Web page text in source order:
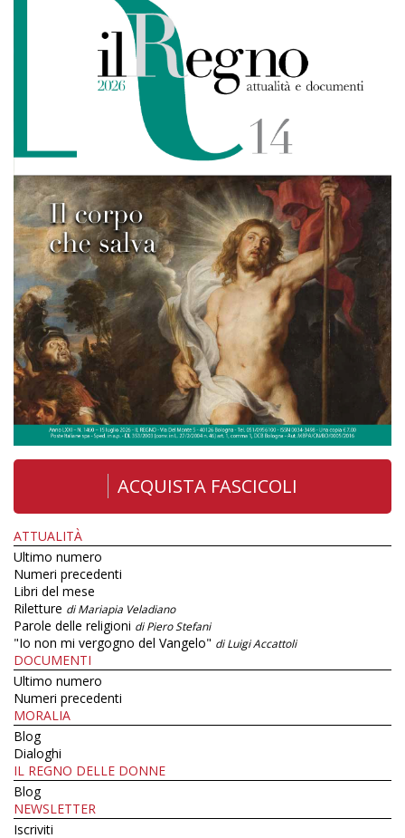
ACQUISTA FASCICOLI
ATTUALITÀ
Ultimo numero
Numeri precedenti
Libri del mese
Riletture di Mariapia Veladiano
Parole delle religioni di Piero Stefani
"Io non mi vergogno del Vangelo" di Luigi Accattoli
DOCUMENTI
Ultimo numero
Numeri precedenti
MORALIA
Blog
Dialoghi
IL REGNO DELLE DONNE
Blog
NEWSLETTER
Iscriviti